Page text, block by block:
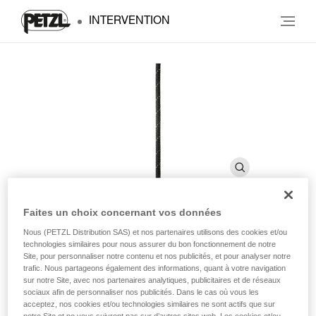
INTERVENTION
PARALLEL 10.5 mm
Corde semi-statique souple et légère
Corde semi-statique très légère, grâce à son diamètre fin. La
Faites un choix concernant vos données
Nous (PETZL Distribution SAS) et nos partenaires utilisons des cookies et/ou
technologies similaires pour nous assurer du bon fonctionnement de notre
Site, pour personnaliser notre contenu et nos publicités, et pour analyser notre
trafic. Nous partageons également des informations, quant à votre navigation
sur notre Site, avec nos partenaires analytiques, publicitaires et de réseaux
sociaux afin de personnaliser nos publicités. Dans le cas où vous les
acceptez, nos cookies et/ou technologies similaires ne sont actifs que sur